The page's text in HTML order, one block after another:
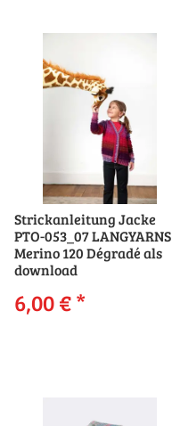
Strickanleitung Jacke
PTO-053_07 LANGYARNS
Merino 120 Dégradé als
download
6,00 €*